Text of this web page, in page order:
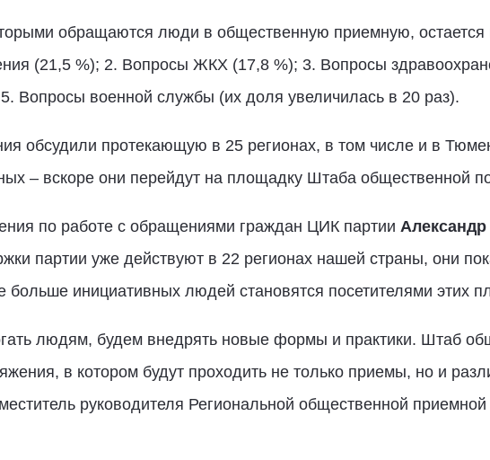
обращаются люди в общественную приемную,
(21,5 %); 2. Вопросы ЖКХ (17,8 %); 3. Вопросы
Вопросы военной службы (их доля увеличилась в 20 раз).
обсудили протекающую в 25 регионах, в том числе и в
– вскоре они перейдут на площадку Штаба общественной
по работе с обращениями граждан ЦИК партии
партии уже действуют в 22 регионах нашей страны, они
больше инициативных людей становятся посетителями этих
людям, будем внедрять новые формы и практики. Штаб
в котором будут проходить не только приемы, но и
руководителя Региональной общественной